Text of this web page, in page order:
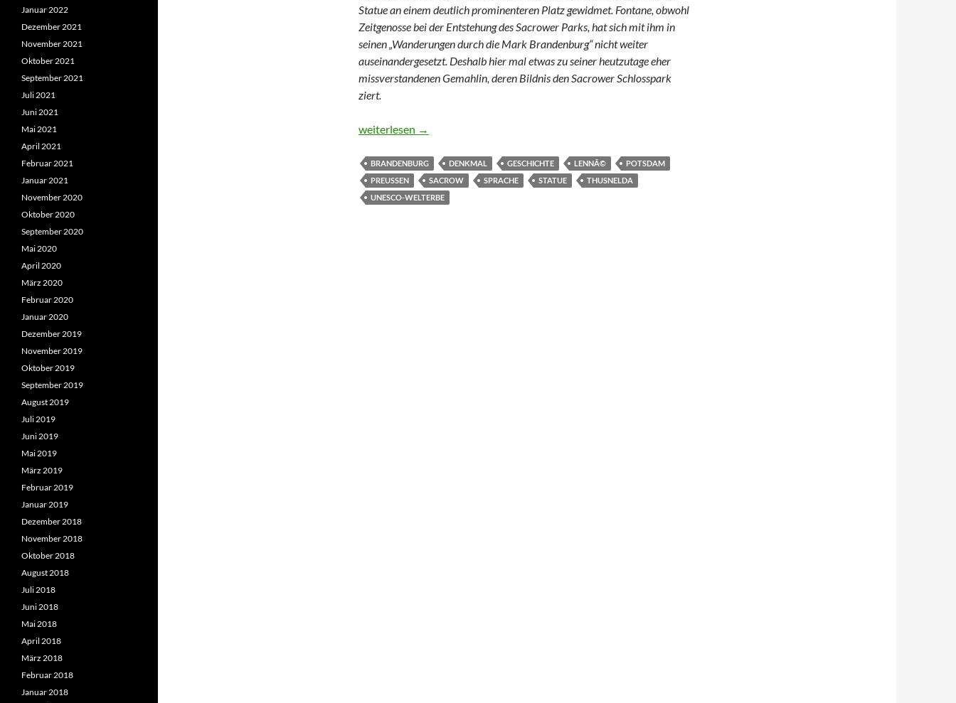
Statue an einem deutlich prominenteren Platz gewidmet. Fontane, obwohl
Zeitgenosse bei der Entstehung des Sacrower Parks, hat sich mit ihm in
seinen „Wanderungen durch die Mark Brandenburg“ nicht weiter
auseinandergesetzt. Deshalb hier mal etwas zu seiner heutzutage eher
missverstandenen Gemahlin, deren Bildnis den Sacrower Schlosspark
ziert.
Thusneldas Aussicht
weiterlesen →
BRANDENBURG DENKMAL GESCHICHTE LENNÃ©
POTSDAM
PREUSSEN
SACROW SPRACHE STATUE
THUSNELDA
UNESCO-WELTERBE
Januar 2022
Dezember 2021
November 2021
Oktober 2021
September 2021
Juli 2021
Juni 2021
Mai 2021
April 2021
Februar 2021
Januar 2021
November 2020
Oktober 2020
September 2020
Mai 2020
April 2020
März 2020
Februar 2020
Januar 2020
Dezember 2019
November 2019
Oktober 2019
September 2019
August 2019
Juli 2019
Juni 2019
Mai 2019
März 2019
Februar 2019
Januar 2019
Dezember 2018
November 2018
Oktober 2018
August 2018
Juli 2018
Juni 2018
Mai 2018
April 2018
März 2018
Februar 2018
Januar 2018